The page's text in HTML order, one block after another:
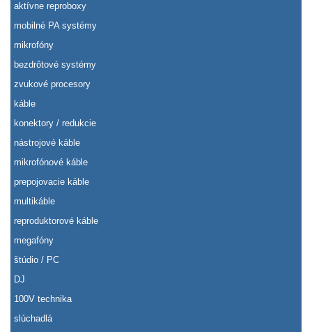
aktívne reproboxy
mobilné PA systémy
mikrofóny
bezdrôtové systémy
zvukové procesory
káble
konektory / redukcie
nástrojové káble
mikrofónové káble
prepojovacie káble
multikáble
reproduktorové káble
megafóny
štúdio / PC
DJ
100V technika
slúchadlá